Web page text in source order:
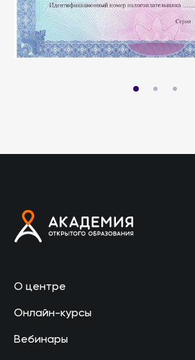
О центре
Онлайн-курсы
Вебинары